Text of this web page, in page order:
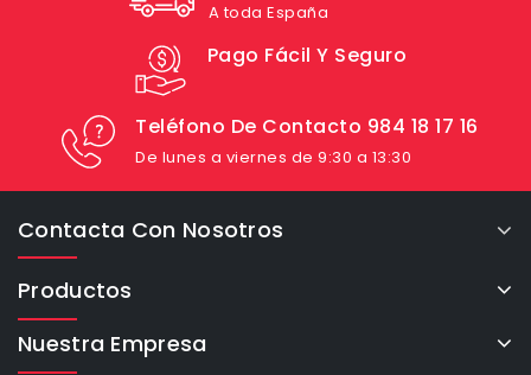
A toda España
Pago Fácil Y Seguro
Teléfono De Contacto 984 18 17 16
De lunes a viernes de 9:30 a 13:30
Contacta Con Nosotros
Productos
Nuestra Empresa